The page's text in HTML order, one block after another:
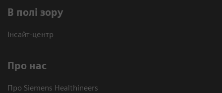
В полі зору
Інсайт-центр
Про нас
Про Siemens Healthineers